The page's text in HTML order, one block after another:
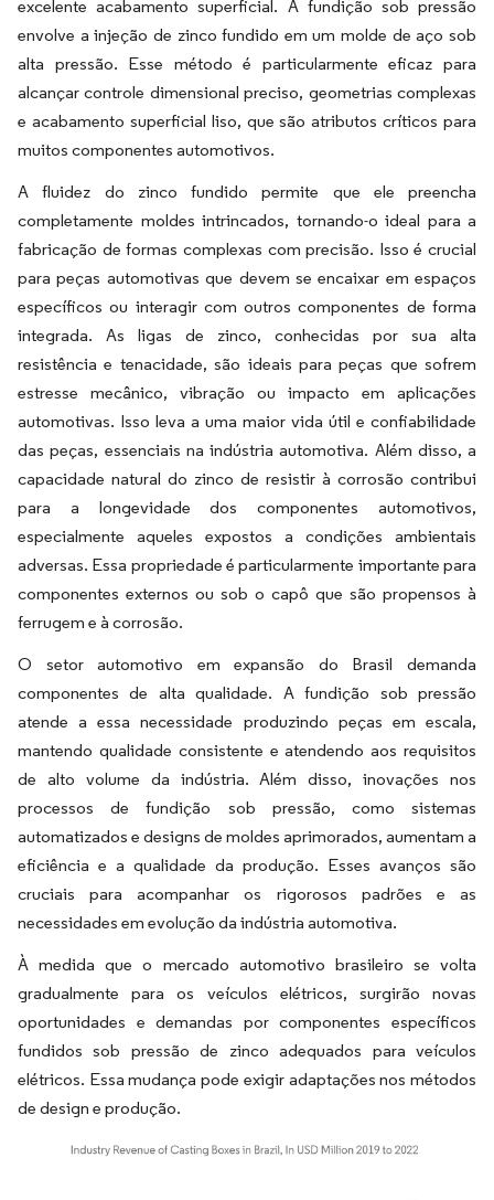
excelente acabamento superficial. A fundição sob pressão
envolve a injeção de zinco fundido em um molde de aço sob
alta pressão. Esse método é particularmente eficaz para
alcançar controle dimensional preciso, geometrias complexas
e acabamento superficial liso, que são atributos críticos para
muitos componentes automotivos.
A fluidez do zinco fundido permite que ele preencha
completamente moldes intrincados, tornando-o ideal para a
fabricação de formas complexas com precisão. Isso é crucial
para peças automotivas que devem se encaixar em espaços
específicos ou interagir com outros componentes de forma
integrada. As ligas de zinco, conhecidas por sua alta
resistência e tenacidade, são ideais para peças que sofrem
estresse mecânico, vibração ou impacto em aplicações
automotivas. Isso leva a uma maior vida útil e confiabilidade
das peças, essenciais na indústria automotiva. Além disso, a
capacidade natural do zinco de resistir à corrosão contribui
para a longevidade dos componentes automotivos,
especialmente aqueles expostos a condições ambientais
adversas. Essa propriedade é particularmente importante para
componentes externos ou sob o capô que são propensos à
ferrugem e à corrosão.
O setor automotivo em expansão do Brasil demanda
componentes de alta qualidade. A fundição sob pressão
atende a essa necessidade produzindo peças em escala,
mantendo qualidade consistente e atendendo aos requisitos
de alto volume da indústria. Além disso, inovações nos
processos de fundição sob pressão, como sistemas
automatizados e designs de moldes aprimorados, aumentam a
eficiência e a qualidade da produção. Esses avanços são
cruciais para acompanhar os rigorosos padrões e as
necessidades em evolução da indústria automotiva.
À medida que o mercado automotivo brasileiro se volta
gradualmente para os veículos elétricos, surgirão novas
oportunidades e demandas por componentes específicos
fundidos sob pressão de zinco adequados para veículos
elétricos. Essa mudança pode exigir adaptações nos métodos
de design e produção.